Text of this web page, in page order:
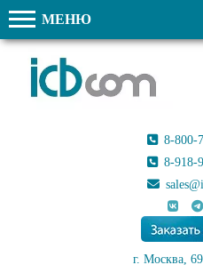
МЕНЮ
8-800-
8-918-
г. Москва,